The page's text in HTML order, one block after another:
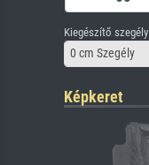
Kiegészítő szegély
0 cm Szegély
Képkeret